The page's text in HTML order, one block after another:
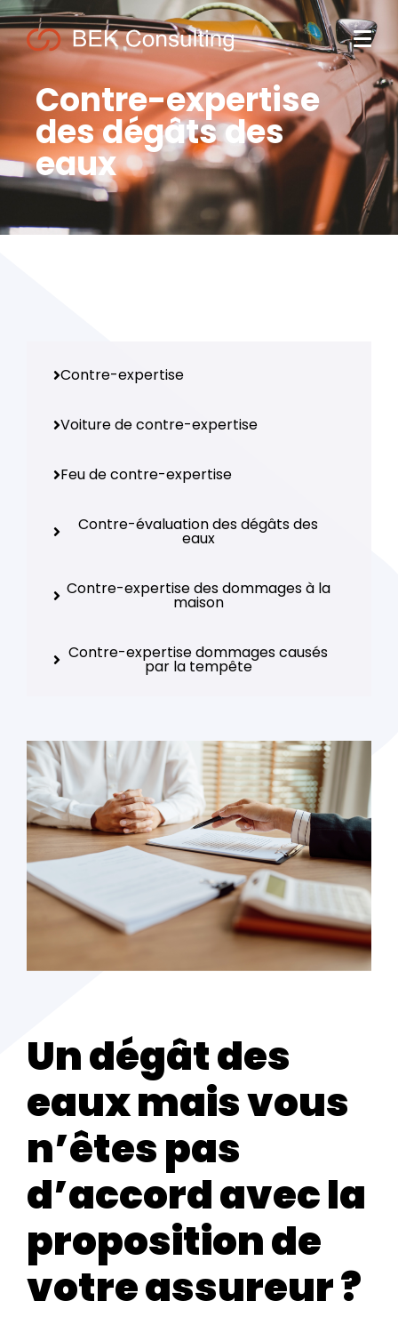
Contre-expertise
des dégâts des
eaux
Contre-expertise
Voiture de contre-expertise
Feu de contre-expertise
Contre-évaluation des dégâts des
eaux
Contre-expertise des dommages à la
maison
Contre-expertise dommages causés
par la tempête
Un dégât des
eaux mais vous
n’êtes pas
d’accord avec la
proposition de
votre assureur ?